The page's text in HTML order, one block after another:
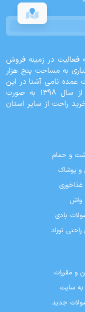
از 20 سال سابقه فعالیت در زمینه فروش
به مساحت پنج هزار
نامی آشنا در این
عرصه میباشد. فروشگاه اینترنتی آقابزرگ از سال 1398 به صورت
راحت از سایر استان
و حمام
و پوشاک
غذاخوری
واش
بادی
نوزاد
و مقررات
سایت
جدید